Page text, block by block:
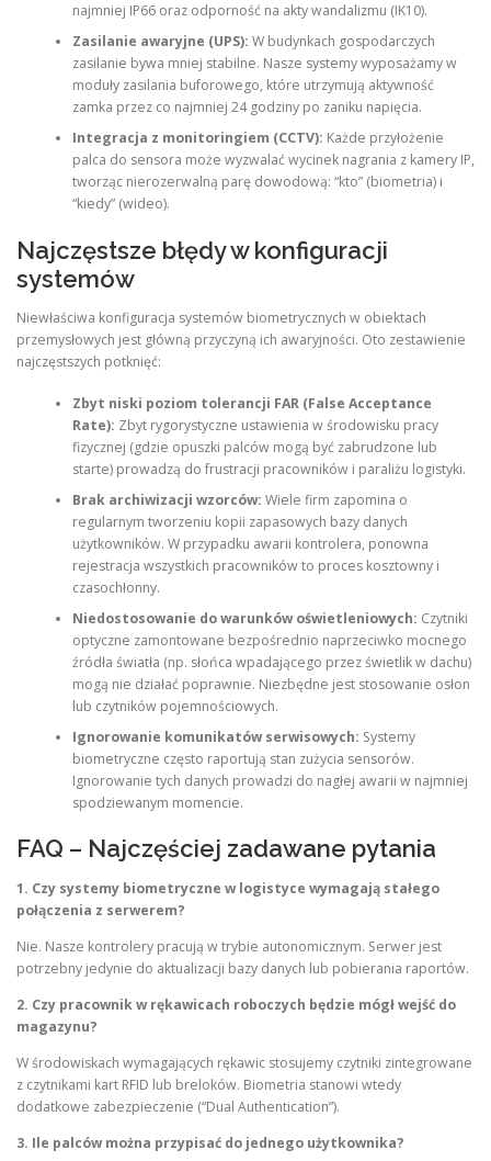
najmniej IP66 oraz odporność na akty wandalizmu (IK10).
Zasilanie awaryjne (UPS): W budynkach gospodarczych
zasilanie bywa mniej stabilne. Nasze systemy wyposażamy w
moduły zasilania buforowego, które utrzymują aktywność
zamka przez co najmniej 24 godziny po zaniku napięcia.
Integracja z monitoringiem (CCTV): Każde przyłożenie
palca do sensora może wyzwalać wycinek nagrania z kamery IP,
tworząc nierozerwalną parę dowodową: “kto” (biometria) i
“kiedy” (wideo).
Najczęstsze błędy w konfiguracji
systemów
Niewłaściwa konfiguracja systemów biometrycznych w obiektach
przemysłowych jest główną przyczyną ich awaryjności. Oto zestawienie
najczęstszych potknięć:
Zbyt niski poziom tolerancji FAR (False Acceptance
Rate): Zbyt rygorystyczne ustawienia w środowisku pracy
fizycznej (gdzie opuszki palców mogą być zabrudzone lub
starte) prowadzą do frustracji pracowników i paraliżu logistyki.
Brak archiwizacji wzorców: Wiele firm zapomina o
regularnym tworzeniu kopii zapasowych bazy danych
użytkowników. W przypadku awarii kontrolera, ponowna
rejestracja wszystkich pracowników to proces kosztowny i
czasochłonny.
Niedostosowanie do warunków oświetleniowych: Czytniki
optyczne zamontowane bezpośrednio naprzeciwko mocnego
źródła światła (np. słońca wpadającego przez świetlik w dachu)
mogą nie działać poprawnie. Niezbędne jest stosowanie osłon
lub czytników pojemnościowych.
Ignorowanie komunikatów serwisowych: Systemy
biometryczne często raportują stan zużycia sensorów.
Ignorowanie tych danych prowadzi do nagłej awarii w najmniej
spodziewanym momencie.
FAQ – Najczęściej zadawane pytania
1. Czy systemy biometryczne w logistyce wymagają stałego
połączenia z serwerem?
Nie. Nasze kontrolery pracują w trybie autonomicznym. Serwer jest
potrzebny jedynie do aktualizacji bazy danych lub pobierania raportów.
2. Czy pracownik w rękawicach roboczych będzie mógł wejść do
magazynu?
W środowiskach wymagających rękawic stosujemy czytniki zintegrowane
z czytnikami kart RFID lub breloków. Biometria stanowi wtedy
dodatkowe zabezpieczenie (“Dual Authentication”).
3. Ile palców można przypisać do jednego użytkownika?